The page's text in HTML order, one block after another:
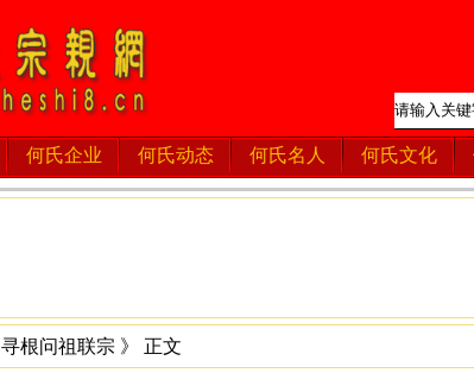
何氏企业 何氏动态 何氏名人 何氏文化
寻根问祖联宗 》 正文